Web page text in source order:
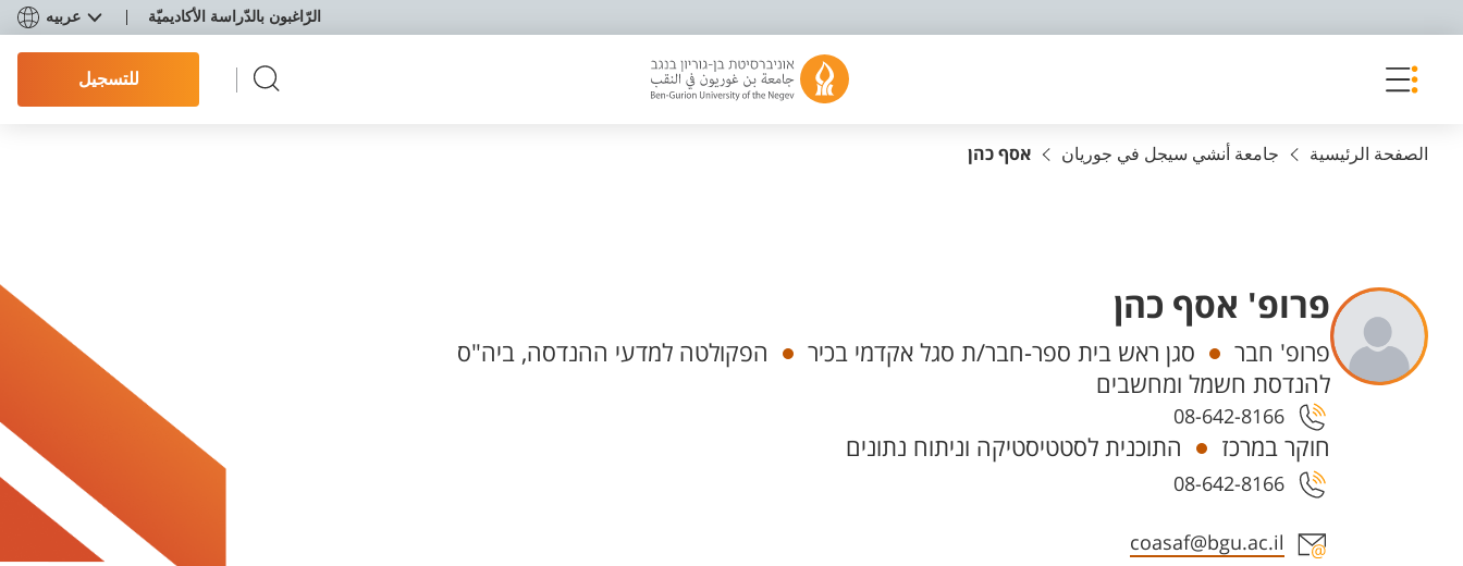
الرّاغبون بالدّراسة الأكاديميّة عربيه
للتسجيل
الصفحة الرئيسية جامعة أنشي سيجل في جوريان אסף כהן
פרופ' אסף כהן
Departments
פרופ' חבר סגן ראש בית ספר-חבר/ת סגל אקדמי בכיר
הפקולטה למדעי ההנדסה, ביה"ס
להנדסת חשמל ומחשבים
08-642-8166
חוקר במרכז התוכנית לסטטיסטיקה וניתוח נתונים
08-642-8166
Staff member contact section
coasaf@bgu.ac.il